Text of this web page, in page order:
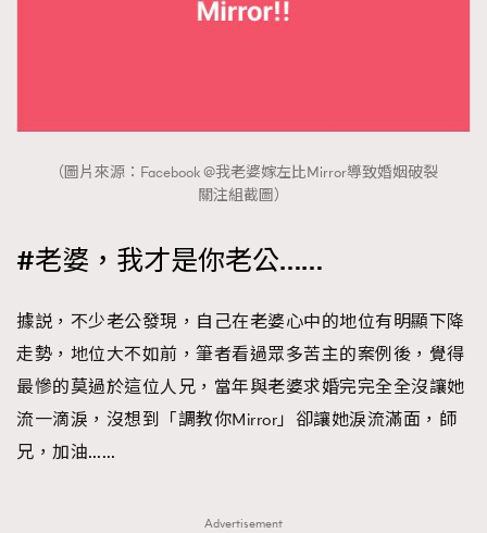
（圖片來源：Facebook @我老婆嫁左比Mirror導致婚姻破裂
關注組截圖）
#老婆，我才是你老公……
據説，不少老公發現，自己在老婆心中的地位有明顯下降
走勢，地位大不如前，筆者看過眾多苦主的案例後，覺得
最慘的莫過於這位人兄，當年與老婆求婚完完全全沒讓她
流一滴淚，沒想到「調教你Mirror」卻讓她淚流滿面，師
兄，加油……
Advertisement